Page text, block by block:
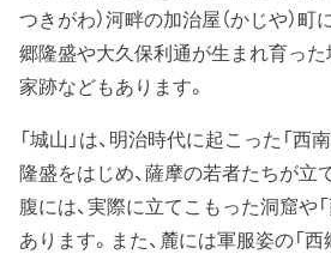
つきがわ）河畔の加治屋（かじや）
郷隆盛や大久保利通が生まれ育った
家跡などもあります。
「城山」は、明治時代に起こった「西
隆盛をはじめ、薩摩の若者たちが立
腹には、実際に立てこもった洞窟や
あります。また、麓には軍服姿の「